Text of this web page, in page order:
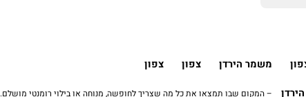
משמר הירדן צפון צפון
– המקום שבו תמצאו את כל מה שצריך לחופשה, מנוחה או בילוי רומנטי מושלם.